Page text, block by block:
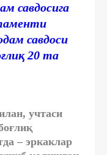
савдосига
савдоси
20 та
учтаси
– эркаклар